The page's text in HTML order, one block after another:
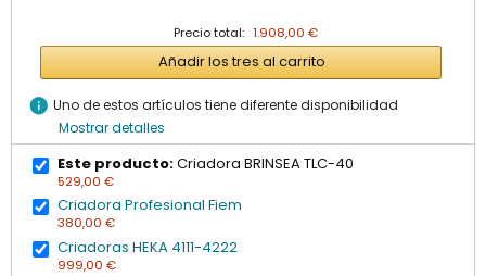
Precio total: 1.908,00 €
Añadir los tres al carrito
info Uno de estos artículos tiene diferente disponibilidad
Mostrar detalles
Este producto:Criadora BRINSEA TLC-40
529,00 €
Criadora Profesional Fiem
380,00 €
Criadoras HEKA 4111-4222
999,00 €